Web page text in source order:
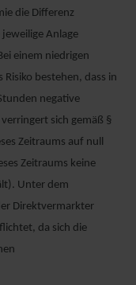
die Differenz
Anlage
einem niedrigen
bestehen, dass in
negative
sich gemäß §
Zeitraums auf null
Zeitraums keine
Unter dem
Direktvermarkter
da sich die